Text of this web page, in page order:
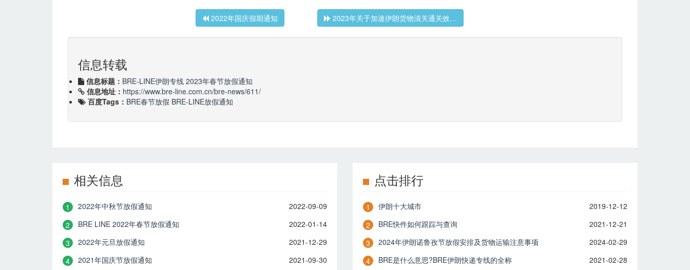
2022年国庆假期通知 2023年关于加速伊朗货物清关通关效…
信息转载
信息标题： BRE-LINE伊朗专线 2023年春节放假通知
信息地址： https://www.bre-line.com.cn/bre-news/611/
百度Tags： BRE春节放假 BRE-LINE放假通知
相关信息
1 2022年中秋节放假通知
2022-09-09
2
BRE LINE 2022年春节放假通知
2022-01-14
3
2022年元旦放假通知
2021-12-29
4
2021年国庆节放假通知 2021-09-30
点击排行
1 伊朗十大城市
2019-12-12
2
BRE快件如何跟踪与查询
2021-12-21
3
2024年伊朗诺鲁孜节放假安排及货物运输注意事项
2024-02-29
4
BRE是什么意思?BRE伊朗快递专线的全称 2021-02-28